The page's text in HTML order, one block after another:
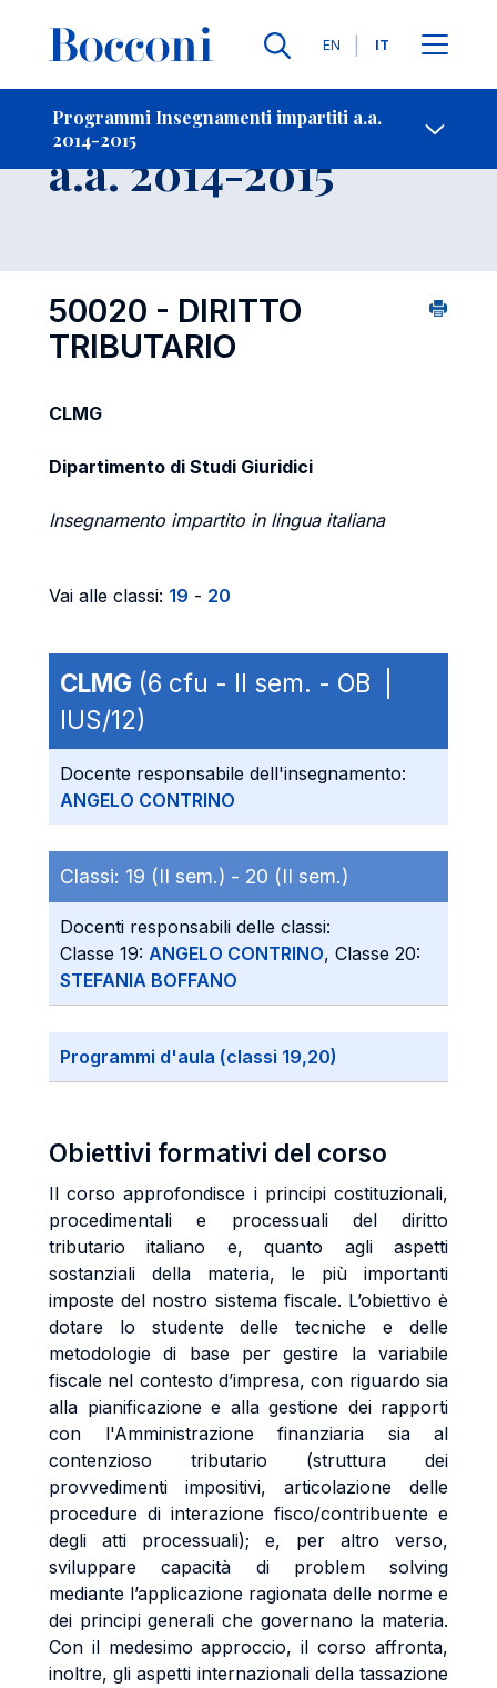
Lingue
EN IT
Programmi Insegnamenti impartiti a.a.
2014-2015
-
Insegnamento
a.a. 2014-2015
50020 - DIRITTO
TRIBUTARIO
CLMG
Dipartimento di Studi Giuridici
Insegnamento impartito in lingua italiana
Vai alle classi: 19 - 20
CLMG (6 cfu - II sem. - OB |
IUS/12)
Docente responsabile dell'insegnamento:
ANGELO CONTRINO
Classi: 19 (II sem.) - 20 (II sem.)
Docenti responsabili delle classi:
Classe 19: ANGELO CONTRINO, Classe 20:
STEFANIA BOFFANO
Programmi d'aula (classi 19,20)
Obiettivi formativi del corso
Il corso approfondisce i principi costituzionali,
procedimentali e processuali del diritto
tributario italiano e, quanto agli aspetti
sostanziali della materia, le più importanti
imposte del nostro sistema fiscale. L’obiettivo è
dotare lo studente delle tecniche e delle
metodologie di base per gestire la variabile
fiscale nel contesto d’impresa, con riguardo sia
alla pianificazione e alla gestione dei rapporti
con l'Amministrazione finanziaria sia al
contenzioso tributario (struttura dei
provvedimenti impositivi, articolazione delle
procedure di interazione fisco/contribuente e
degli atti processuali); e, per altro verso,
sviluppare capacità di problem solving
mediante l’applicazione ragionata delle norme e
dei principi generali che governano la materia.
Con il medesimo approccio, il corso affronta,
inoltre, gli aspetti internazionali della tassazione